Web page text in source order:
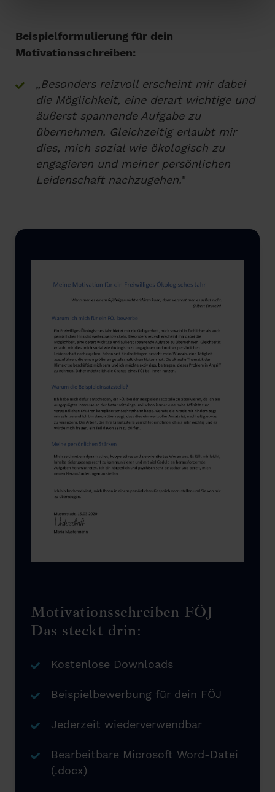
Beispielformulierung für dein
Motivationsschreiben:
„Besonders reizvoll erscheint mir dabei
die Möglichkeit, eine derart wichtige und
äußerst spannende Aufgabe zu
übernehmen. Gleichzeitig erlaubt mir
dies, mich sozial wie ökologisch zu
engagieren und meiner persönlichen
Leidenschaft nachzugehen."
Motivationsschreiben FÖJ –
Das steckt drin:
Kostenlose Downloads
Beispielbewerbung für dein FÖJ
Jederzeit wiederverwendbar
Bearbeitbare Microsoft Word-Datei
(.docx)